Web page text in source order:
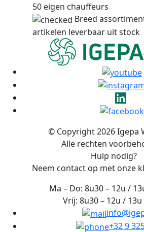
50 eigen chauffeurs
Breed
artikelen leverbaar uit stock
© Copyright 2026 Igepa
Alle rechten
Hulp nodig?
Neem contact op met onze
Ma – Do: 8u30 – 12u /
Vrij: 8u30 – 12u / 13u
+32 9